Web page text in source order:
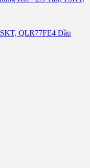
QLR77FE4 Đầu